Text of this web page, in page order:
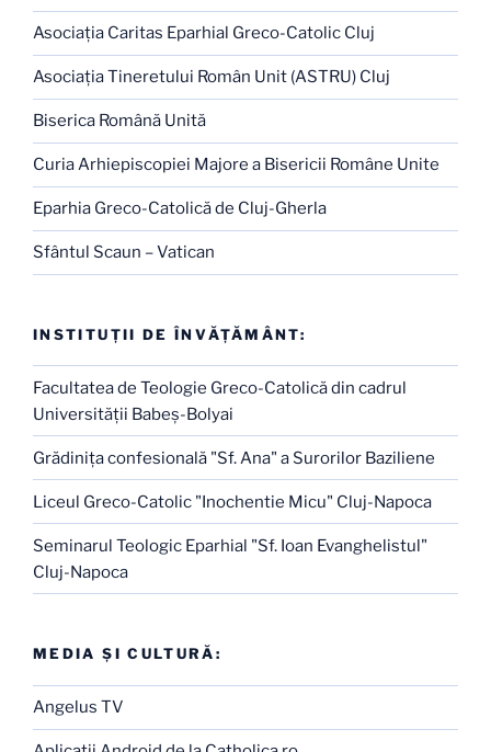
Asociaţia Caritas Eparhial Greco-Catolic Cluj
Asociaţia Tineretului Român Unit (ASTRU) Cluj
Biserica Română Unită
Curia Arhiepiscopiei Majore a Bisericii Române Unite
Eparhia Greco-Catolică de Cluj-Gherla
Sfântul Scaun – Vatican
INSTITUŢII DE ÎNVĂŢĂMÂNT:
Facultatea de Teologie Greco-Catolică din cadrul
Universităţii Babeş-Bolyai
Grădiniţa confesională "Sf. Ana" a Surorilor Baziliene
Liceul Greco-Catolic "Inochentie Micu" Cluj-Napoca
Seminarul Teologic Eparhial "Sf. Ioan Evanghelistul"
Cluj-Napoca
MEDIA ŞI CULTURĂ:
Angelus TV